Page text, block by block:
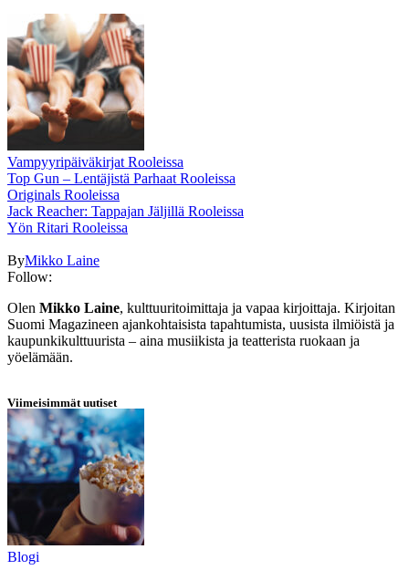
Vampyyripäiväkirjat Rooleissa
Top Gun – Lentäjistä Parhaat Rooleissa
Originals Rooleissa
Jack Reacher: Tappajan Jäljillä Rooleissa
Yön Ritari Rooleissa
ByMikko Laine
Follow:
Olen Mikko Laine, kulttuuritoimittaja ja vapaa kirjoittaja. Kirjoitan
Suomi Magazineen ajankohtaisista tapahtumista, uusista ilmiöistä ja
kaupunkikulttuurista – aina musiikista ja teatterista ruokaan ja
yöelämään.
Viimeisimmät uutiset
Blogi